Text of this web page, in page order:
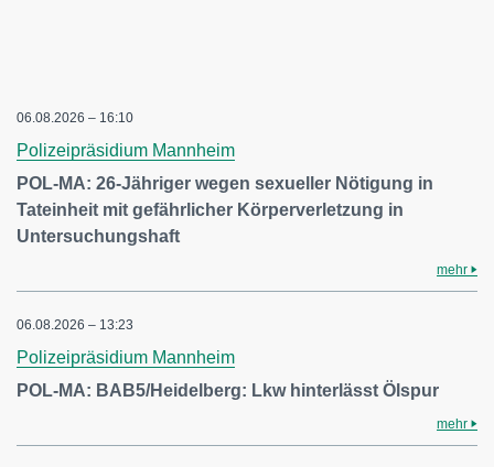
06.08.2026 – 16:10
Polizeipräsidium Mannheim
POL-MA: 26-Jähriger wegen sexueller Nötigung in
Tateinheit mit gefährlicher Körperverletzung in
Untersuchungshaft
mehr
06.08.2026 – 13:23
Polizeipräsidium Mannheim
POL-MA: BAB5/Heidelberg: Lkw hinterlässt Ölspur
mehr